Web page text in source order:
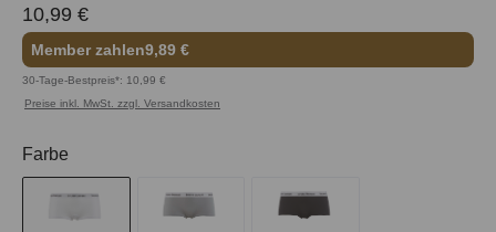
10,99 €
Member zahlen9,89 €
30-Tage-Bestpreis*: 10,99 €
Preise inkl. MwSt. zzgl. Versandkosten
Farbe